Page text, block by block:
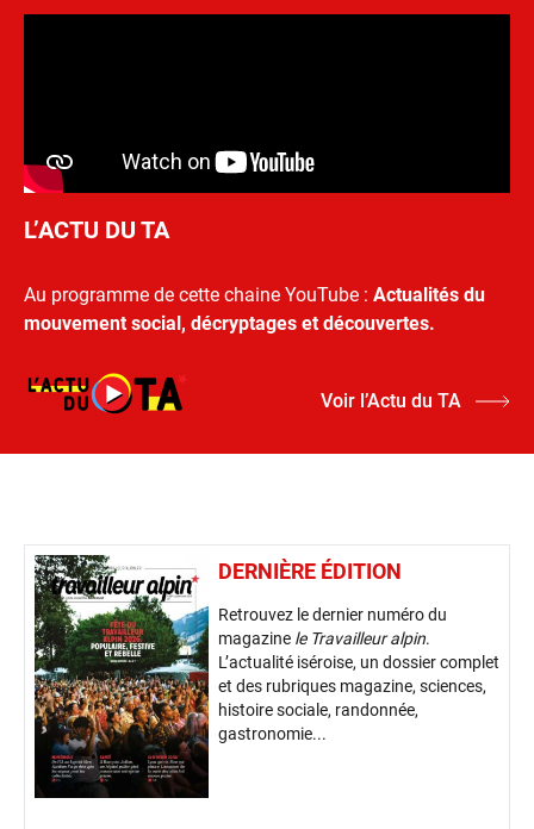
L’ACTU DU TA
Au programme de cette chaine YouTube : Actualités du
mouvement social, décryptages et découvertes.
Voir l’Actu du TA
DERNIÈRE ÉDITION
Retrouvez le dernier numéro du
magazine le Travailleur alpin.
L’actualité iséroise, un dossier complet
et des rubriques magazine, sciences,
histoire sociale, randonnée,
gastronomie...